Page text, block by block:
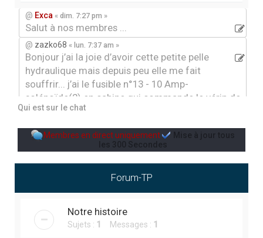
@ Exca « dim. 7:27 pm »
Salut à nos membres ...
@ zazko68 « lun. 7:37 am »
Bonjour j’ai la joie d’avoir cette petite pelle
hydraulique mais depuis peu elle me fait
souffrir... j’ai le fusible n°13 - 10 Amp-
solénoïde(2) en cabine qui commande le vérin de
rotation du bras et le ralenti automatique du
Quelqu’un aurai déljà eu ce genre de problème, par
avance merci
aménagement paysager
Ben gers « sam. 5:48 pm »
Qui est sur le chat
Membres en direct uniquement
Forum-TP
Notre histoire
Sujets : 1 Messages : 1